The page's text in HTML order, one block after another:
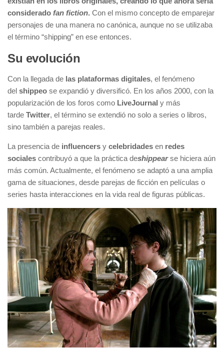
considerado fan fiction. Con el mismo concepto de emparejar
personajes de una manera no canónica, aunque no se utilizaba
el término “shipping” en ese entonces.
Su evolución
Con la llegada de las plataformas digitales, el fenómeno
del shippeo se expandió y diversificó. En los años 2000, con la
popularización de los foros como LiveJournal y más
tarde Twitter, el término se extendió no solo a series o libros,
sino también a parejas reales.
La presencia de influencers y celebridades en redes
sociales contribuyó a que la práctica deshippearse hiciera aún
más común. Actualmente, el fenómeno se adaptó a una amplia
gama de situaciones, desde parejas de ficción en películas o
series hasta interacciones en la vida real de figuras públicas.